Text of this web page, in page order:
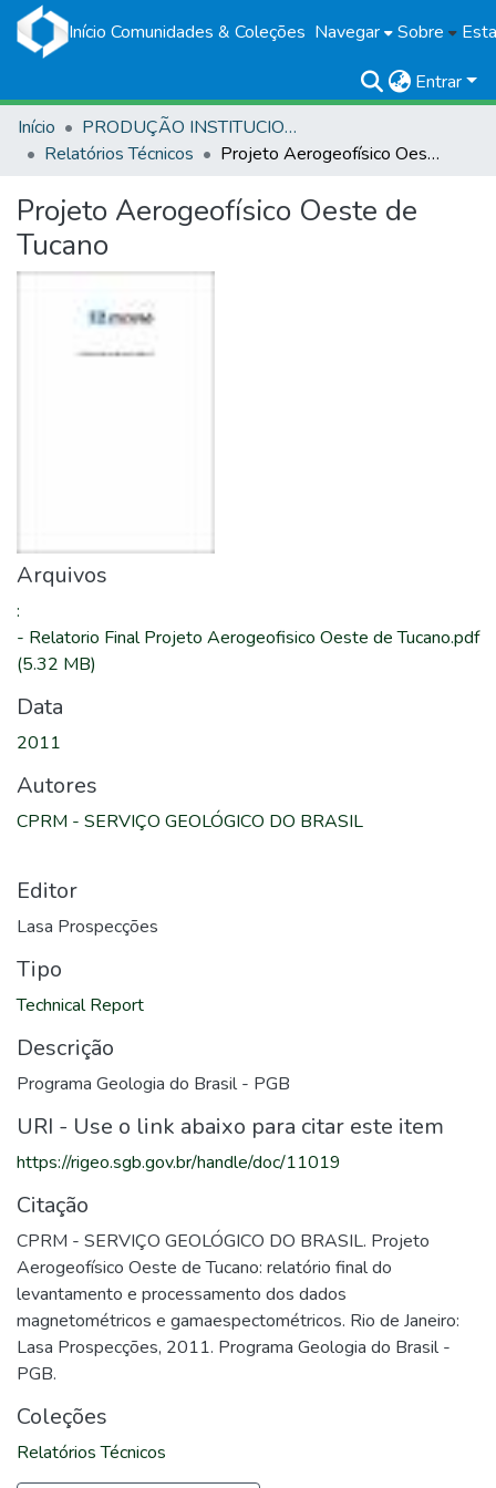
Início Comunidades & Coleções Navegar Sobre
Entrar
Início
PRODUÇÃO INSTITUCIONAL
Relatórios Técnicos
Projeto Aerogeofísico Oeste de Tucano
Projeto Aerogeofísico Oeste de
Tucano
Arquivos
:
- Relatorio Final Projeto Aerogeofisico Oeste de Tucano.pdf
(5.32 MB)
Data
2011
Autores
CPRM - SERVIÇO GEOLÓGICO DO BRASIL
Editor
Lasa Prospecções
Tipo
Technical Report
Descrição
Programa Geologia do Brasil - PGB
URI - Use o link abaixo para citar este item
https://rigeo.sgb.gov.br/handle/doc/11019
Citação
CPRM - SERVIÇO GEOLÓGICO DO BRASIL. Projeto
Aerogeofísico Oeste de Tucano: relatório final do
levantamento e processamento dos dados
magnetométricos e gamaespectométricos. Rio de Janeiro:
Lasa Prospecções, 2011. Programa Geologia do Brasil -
PGB.
Coleções
Relatórios Técnicos